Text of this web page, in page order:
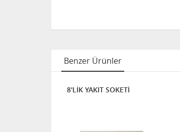
Benzer Ürünler
8'LİK YAKIT SOKETİ